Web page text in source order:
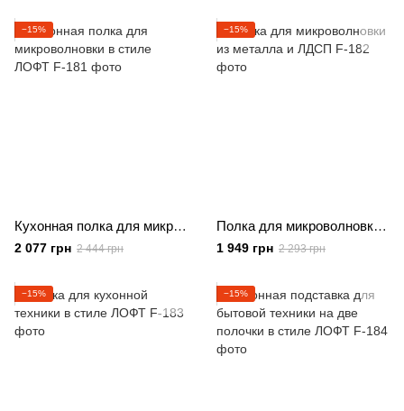
−15%
Кухонная полка для микроволновки в стиле ЛОФТ
2 077 грн 2 444 грн
−15%
Полка для микроволновки из металла и ЛДСП
1 949 грн 2 293 грн
−15% −15%